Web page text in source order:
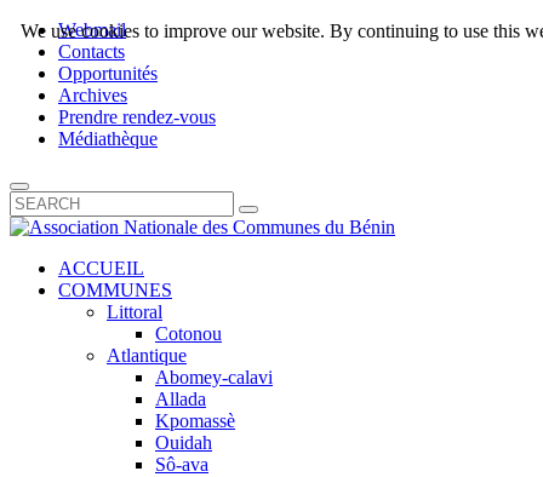
Webmail
Contacts
Opportunités
Archives
Prendre rendez-vous
Médiathèque
ACCUEIL
COMMUNES
Littoral
Cotonou
Atlantique
Abomey-calavi
Allada
Kpomassè
Ouidah
Sô-ava
We use cookies to improve our website. By continuing to use this